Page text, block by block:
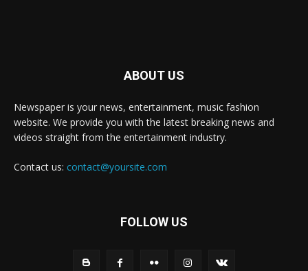
ABOUT US
Newspaper is your news, entertainment, music fashion
website. We provide you with the latest breaking news and
videos straight from the entertainment industry.
Contact us: contact@yoursite.com
FOLLOW US